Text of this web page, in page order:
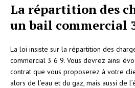
La répartition des
un bail commercial
La loi insiste sur la répartition des
commercial 3 6 9. Vous devrez ainsi
contrat que vous proposerez à votre
alors de l’eau et du gaz, mais aussi de